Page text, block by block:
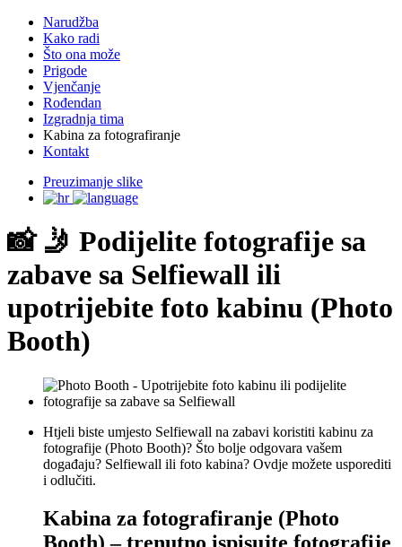
Narudžba
Kako radi
Što ona može
Prigode
Vjenčanje
Rođendan
Izgradnja tima
Kabina za fotografiranje
Kontakt
Preuzimanje slike
📸 🤳 Podijelite fotografije sa
zabave sa Selfiewall ili
upotrijebite foto kabinu (Photo
Booth)
Htjeli biste umjesto Selfiewall na zabavi koristiti kabinu za
fotografije (Photo Booth)? Što bolje odgovara vašem
događaju? Selfiewall ili foto kabina? Ovdje možete usporediti
i odlučiti.
Kabina za fotografiranje (Photo
Booth) – trenutno ispisujte fotografije